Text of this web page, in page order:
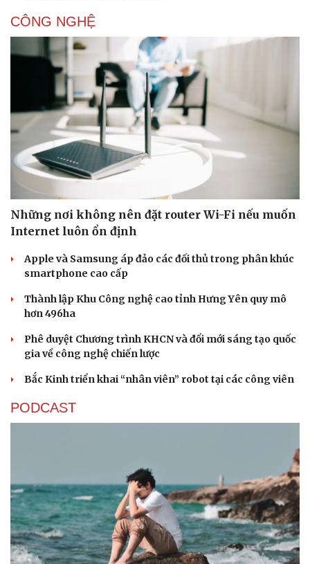
Bóng đá
Lịch thi đấu bóng đá
Thế giới thể thao
eSports
Hậu trường
Ô tô
Xe máy
Tư vấn
CÔNG NGHỆ
Những nơi không nên đặt router Wi-Fi nếu muốn
Internet luôn ổn định
Apple và Samsung áp đảo các đối thủ trong phân khúc
smartphone cao cấp
Thành lập Khu Công nghệ cao tỉnh Hưng Yên quy mô
hơn 496ha
Phê duyệt Chương trình KHCN và đổi mới sáng tạo quốc
gia về công nghệ chiến lược
Bắc Kinh triển khai “nhân viên” robot tại các công viên
PODCAST